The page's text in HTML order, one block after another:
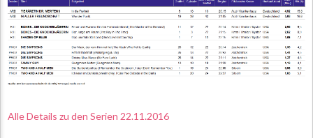
Alle Details zu den Serien 22.11.2016